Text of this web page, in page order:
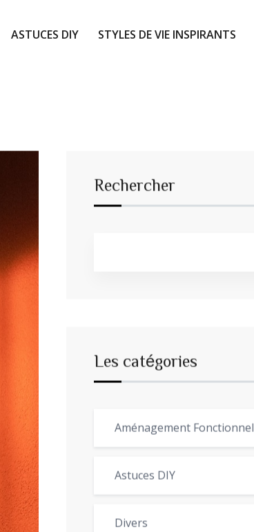
ASTUCES DIY STYLES DE VIE INSPIRANTS
Rechercher
Les catégories
Aménagement Fonctionnel
Astuces DIY
Divers